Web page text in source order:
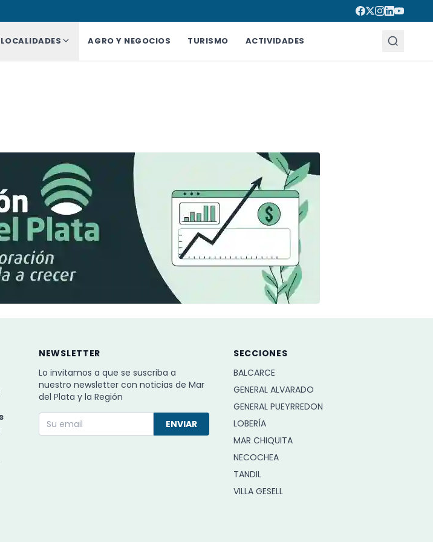
LOCALIDADES AGRO Y NEGOCIOS TURISMO ACTIVIDADES
NEWSLETTER
Lo invitamos a que se suscriba a
nuestro newsletter con noticias de Mar
del Plata y la Región
ENVIAR
SECCIONES
BALCARCE
GENERAL ALVARADO
GENERAL PUEYRREDON
LOBERÍA
MAR CHIQUITA
NECOCHEA
TANDIL
VILLA GESELL